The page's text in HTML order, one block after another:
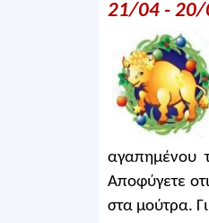
21/04 - 20/
αγαπημένου
Αποφύγετε
στα μούτρα.